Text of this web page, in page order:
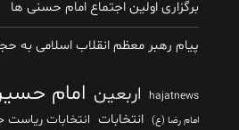
برگزاری اولین اجتماع امام حسنی ها
پیام رهبر معظم انقلاب اسلامی به
hajatnews اربعین امام
امام رضا (ع) انتخابات انتخابات ریاست